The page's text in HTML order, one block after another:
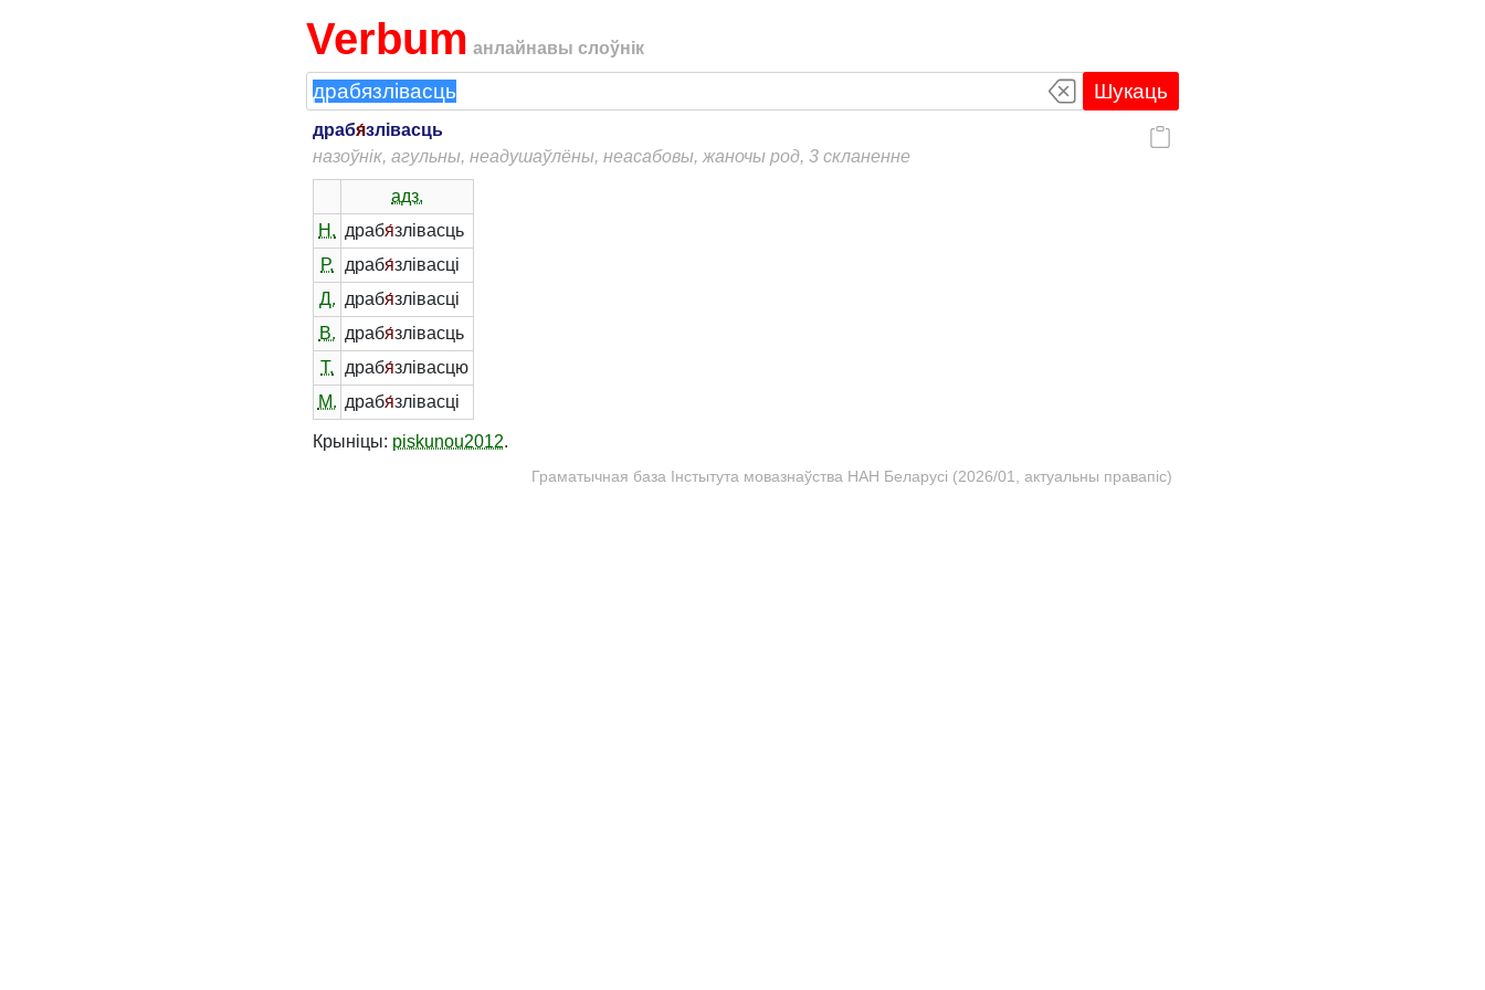
Verbum анлайнавы слоўнік
Шукаць
драбя́злівасць
назоўнік, агульны, неадушаўлёны, неасабовы, жаночы род, 3 скланенне
адз.
Н. драбя́злівасць
Р.
драбя́злівасці
Д. драбя́злівасці
В. драбя́злівасць
Т.
драбя́злівасцю
М. драбя́злівасці
Крыніцы: piskunou2012.
Граматычная база Інстытута мовазнаўства НАН Беларусі (2026/01, актуальны правапіс)